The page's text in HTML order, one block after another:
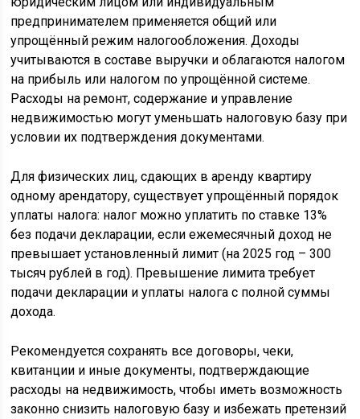
предпринимателем применяется общий или
упрощённый режим налогообложения. Доходы
учитываются в составе выручки и облагаются налогом
на прибыль или налогом по упрощённой системе.
Расходы на ремонт, содержание и управление
недвижимостью могут уменьшать налоговую базу при
условии их подтверждения документами.
Для физических лиц, сдающих в аренду квартиру
одному арендатору, существует упрощённый порядок
уплаты налога: налог можно уплатить по ставке 13%
без подачи декларации, если ежемесячный доход не
превышает установленный лимит (на 2025 год – 300
тысяч рублей в год). Превышение лимита требует
подачи декларации и уплаты налога с полной суммы
дохода.
Рекомендуется сохранять все договоры, чеки,
квитанции и иные документы, подтверждающие
расходы на недвижимость, чтобы иметь возможность
законно снизить налоговую базу и избежать претензий